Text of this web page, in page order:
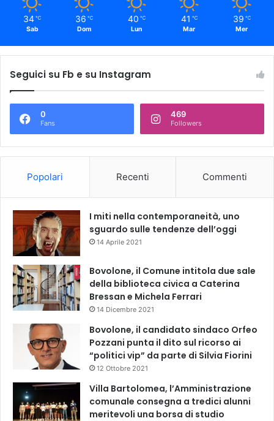
34 ℃
Sab
36 ℃
Dom
40 ℃
Lun
41 ℃
Mar
39 ℃
Mer
Seguici su Fb e su Instagram
0
Fans
469
Followers
Popolari Recenti Commenti
I miti nella contemporaneità, uno
sguardo sulle tendenze dell’oggi
14 Aprile 2021
Bovolone, il Comune intitola due sale
della biblioteca civica a Caterina
Bressan e Michela Ferrari
14 Dicembre 2021
Bovolone, il candidato sindaco Orfeo
Pozzani punta il dito sul ricorso ai
“politici vip” da parte di Silvia Fiorini
12 Ottobre 2021
Villa Bartolomea, l’Amministrazione
comunale consegna a tredici alunni
meritevoli una borsa di studio